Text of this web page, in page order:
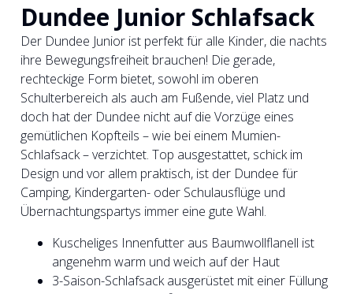
Dundee Junior Schlafsack
Der Dundee Junior ist perfekt für alle Kinder, die nachts
ihre Bewegungsfreiheit brauchen! Die gerade,
rechteckige Form bietet, sowohl im oberen
Schulterbereich als auch am Fußende, viel Platz und
doch hat der Dundee nicht auf die Vorzüge eines
gemütlichen Kopfteils – wie bei einem Mumien-
Schlafsack – verzichtet. Top ausgestattet, schick im
Design und vor allem praktisch, ist der Dundee für
Camping, Kindergarten- oder Schulausflüge und
Übernachtungspartys immer eine gute Wahl.
Kuscheliges Innenfutter aus Baumwollflanell ist
angenehm warm und weich auf der Haut
3-Saison-Schlafsack ausgerüstet mit einer Füllung